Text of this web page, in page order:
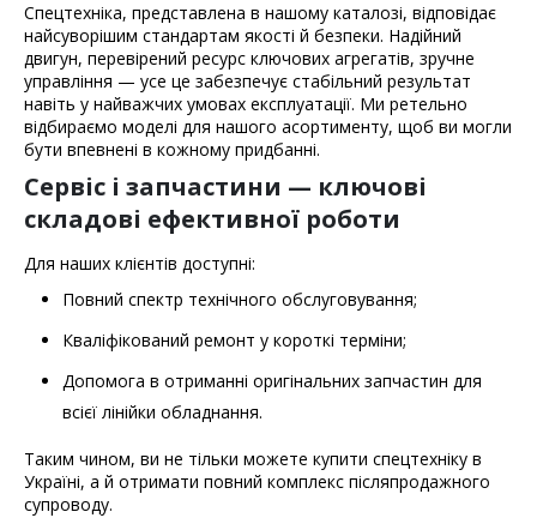
Спецтехніка, представлена в нашому каталозі, відповідає
найсуворішим стандартам якості й безпеки. Надійний
двигун, перевірений ресурс ключових агрегатів, зручне
управління — усе це забезпечує стабільний результат
навіть у найважчих умовах експлуатації. Ми ретельно
відбираємо моделі для нашого асортименту, щоб ви могли
бути впевнені в кожному придбанні.
Сервіс і запчастини — ключові
складові ефективної роботи
Для наших клієнтів доступні:
Повний спектр технічного обслуговування;
Кваліфікований ремонт у короткі терміни;
Допомога в отриманні оригінальних запчастин для
всієї лінійки обладнання.
Таким чином, ви не тільки можете купити спецтехніку в
Україні, а й отримати повний комплекс післяпродажного
супроводу.